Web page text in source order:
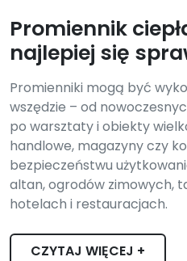
Promiennik
najlepiej się
Promienniki mogą być
wszędzie – od
po warsztaty i obiekty
handlowe, magazyny czy
bezpieczeństwu
altan, ogrodów zimowych,
hotelach i restauracjach.
CZYTAJ WIĘCEJ +